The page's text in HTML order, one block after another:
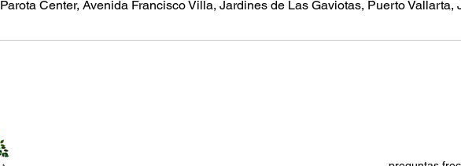
Parota Center, Avenida Francisco Villa, Jardines de Las Gaviotas, Puerto Vallarta,